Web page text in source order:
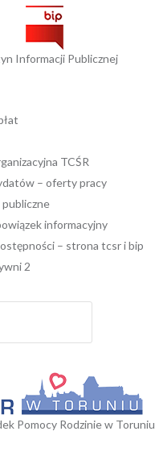
Informacji Publicznej
TCŚR
– oferty pracy
informacyjny
– strona tcsr i bip
2
Pomocy Rodzinie w Toruniu